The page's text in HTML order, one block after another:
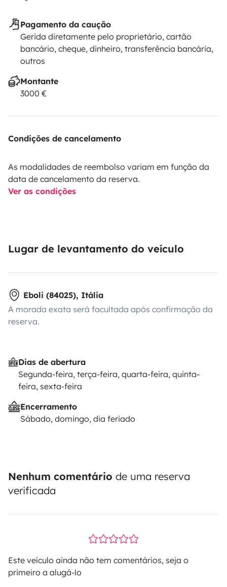
Pagamento da caução
Gerida diretamente pelo proprietário, cartão
bancário, cheque, dinheiro, transferência bancária,
outros
Montante
3000 €
Condições de cancelamento
As modalidades de reembolso variam em função da
data de cancelamento da reserva.
Ver as condições
Lugar de levantamento do veículo
Eboli (84025), Itália
A morada exata será facultada após confirmação da
reserva.
Dias de abertura
Segunda-feira, terça-feira, quarta-feira, quinta-
feira, sexta-feira
Encerramento
Sábado, domingo, dia feriado
Nenhum comentário de uma reserva
verificada
Este veículo ainda não tem comentários, seja o
primeiro a alugá-lo